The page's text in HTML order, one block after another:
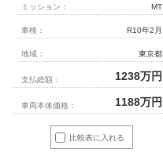
比較表に入れる
ミッション： MT
車検： R10年2月
地域： 東京都
支払総額： 1238万円
車両本体価格： 1188万円